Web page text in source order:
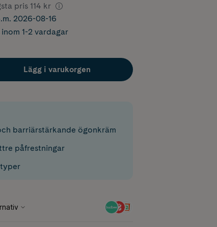
pris 114 kr
2026-08-16
1-2 vardagar
Lägg i varukorgen
barriärstärkande ögonkräm
påfrestningar